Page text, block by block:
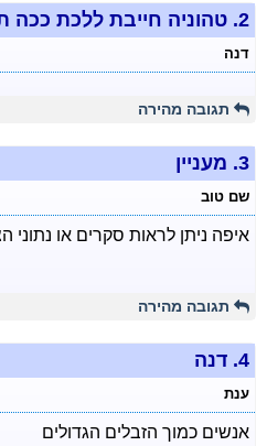
2. טהוניה חייבת ללכת ככה
דנה
תגובה מהירה
3. מעניין
שם טוב
איפה ניתן לראות סקרים או
תגובה מהירה
4. דנה
ענת
אנשים כמוך הזבלים הגדולים